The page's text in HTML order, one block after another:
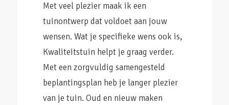
Met veel plezier maak ik een
tuinontwerp dat voldoet aan jouw
wensen. Wat je specifieke wens ook is,
Kwaliteitstuin helpt je graag verder.
Met een zorgvuldig samengesteld
beplantingsplan heb je langer plezier
van je tuin. Oud en nieuw maken